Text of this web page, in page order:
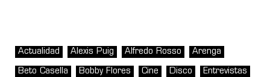
Actualidad Alexis Puig Alfredo Rosso Arenga
Beto Casella Bobby Flores Cine Disco Entrevistas